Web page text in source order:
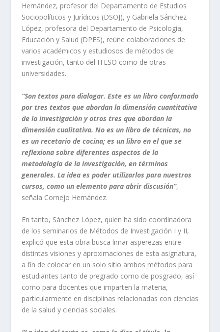
Hernández, profesor del Departamento de Estudios
Sociopolíticos y Jurídicos (DSOJ), y Gabriela Sánchez
López, profesora del Departamento de Psicología,
Educación y Salud (DPES), reúne colaboraciones de
varios académicos y estudiosos de métodos de
investigación, tanto del ITESO como de otras
universidades.
“Son textos para dialogar. Este es un libro conformado
por tres textos que abordan la dimensión cuantitativa
de la investigación y otros tres que abordan la
dimensión cualitativa. No es un libro de técnicas, no
es un recetario de cocina; es un libro en el que se
reflexiona sobre diferentes aspectos de la
metodología de la investigación, en términos
generales. La idea es poder utilizarlos para nuestros
cursos, como un elemento para abrir discusión”,
señala Cornejo Hernández.
En tanto, Sánchez López, quien ha sido coordinadora
de los seminarios de Métodos de Investigación I y II,
explicó que esta obra busca limar asperezas entre
distintas visiones y aproximaciones de esta asignatura,
a fin de colocar en un solo sitio ambos métodos para
estudiantes tanto de pregrado como de posgrado, así
como para docentes que imparten la materia,
particularmente en disciplinas relacionadas con ciencias
de la salud y ciencias sociales.